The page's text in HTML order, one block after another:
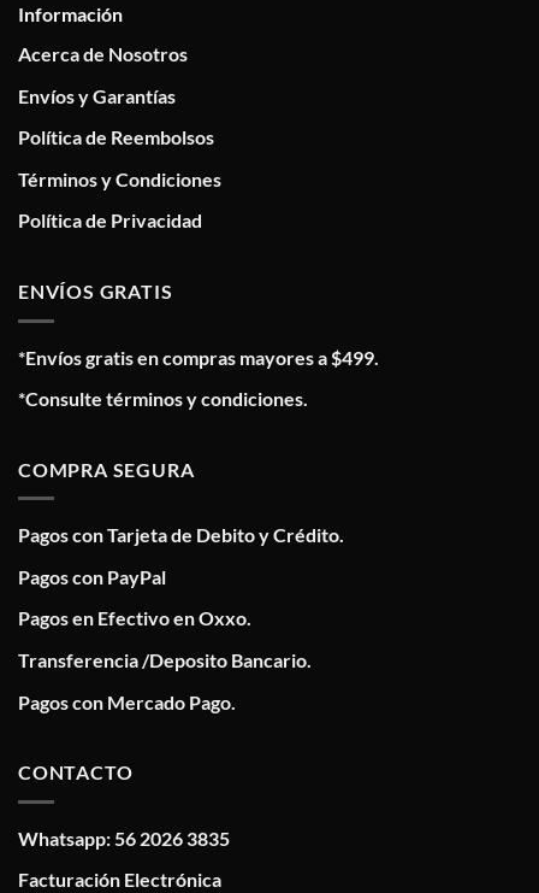
Información
Acerca de Nosotros
Envíos y Garantías
Política de Reembolsos
Términos y Condiciones
Política de Privacidad
ENVÍOS GRATIS
*Envíos gratis en compras mayores a $499.
*Consulte términos y condiciones.
COMPRA SEGURA
Pagos con Tarjeta de Debito y Crédito.
Pagos con PayPal
Pagos en Efectivo en Oxxo.
Transferencia /Deposito Bancario.
Pagos con Mercado Pago.
CONTACTO
Whatsapp: 56 2026 3835
Facturación Electrónica